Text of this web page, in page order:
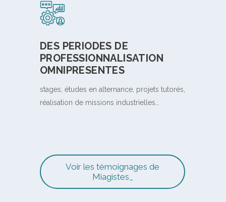
DES PERIODES DE
PROFESSIONNALISATION
OMNIPRESENTES
stages, études en alternance, projets tutorés,
réalisation de missions industrielles…
Voir les témoignages de
Miagistes_